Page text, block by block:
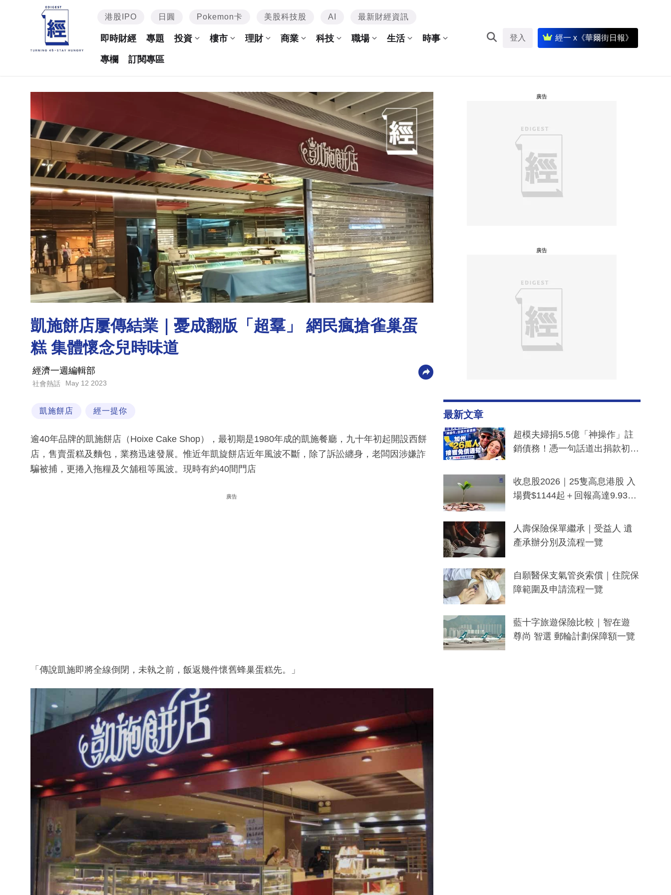
港股IPO 日圓 Pokemon卡 美股科技股 AI 最新財經資訊
即時財經 專題 投資 樓市 理財 商業 科技 職場 生活 時事
專欄 訂閱專區
登入 經一 x《華爾街日報》
凱施餅店屢傳結業｜憂成翻版「超羣」 網民瘋搶雀巢蛋
糕 集體懷念兒時味道
經濟一週編輯部
社會熱話 May 12 2023
凱施餅店 經一提你
逾40年品牌的凱施餅店（Hoixe Cake Shop），最初期是1980年成的凱施餐廳，九十年初起開設西餅
店，售賣蛋糕及麵包，業務迅速發展。惟近年凱旋餅店近年風波不斷，除了訴訟纏身，老闆因涉嫌詐
騙被捕，更捲入拖糧及欠舖租等風波。現時有約40間門店
廣告
「傳說凱施即將全線倒閉，未執之前，飯返幾件懷舊蜂巢蛋糕先。」
廣告
廣告
最新文章
超模夫婦捐5.5億「神操作」註
銷債務！憑一句話道出捐款初
一度被誤當詐騙手段
收息股2026｜25隻高息港股 入
場費$1144起＋回報高達9.93
人壽保險保單繼承｜受益人 遺
產承辦分別及流程一覽
自願醫保支氣管炎索償｜住院保
障範圍及申請流程一覽
藍十字旅遊保險比較｜智在遊
尊尚 智選 郵輪計劃保障額一覽